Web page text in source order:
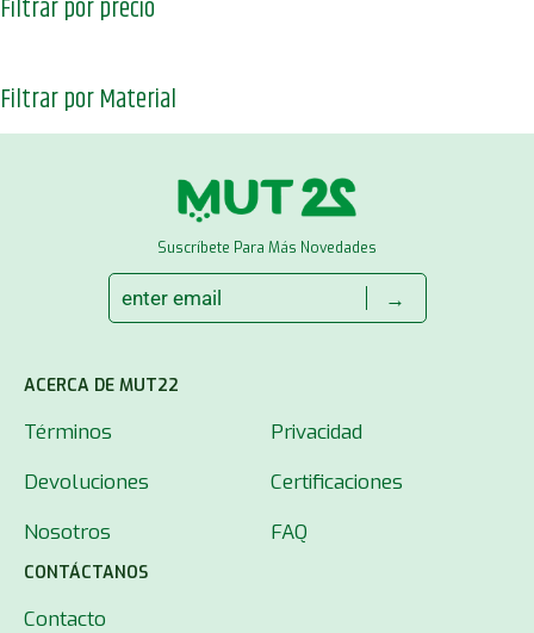
Filtrar por precio
Filtrar por Material
Suscríbete Para Más Novedades
→
ACERCA DE MUT22
Términos
Privacidad
Devoluciones
Certificaciones
Nosotros
FAQ
CONTÁCTANOS
Contacto